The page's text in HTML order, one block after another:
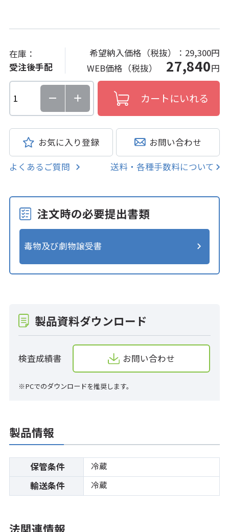
在庫：
受注後手配
希望納入価格（税抜）： 29,300円
WEB価格（税抜） 27,840円
お気に入り登録 お問い合わせ
よくあるご質問 送料・各種手数料について
注文時の必要提出書類
毒物及び劇物譲受書
製品資料ダウンロード
検査成績書 お問い合わせ
※PCでのダウンロードを推奨します。
製品情報
保管条件 冷蔵
輸送条件 冷蔵